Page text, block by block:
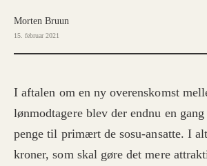
Morten Bruun
15. februar 2021
I aftalen om en ny overenskomst
lønmodtagere blev der endnu en
penge til primært de sosu-ansatte. I
kroner, som skal gøre det mere